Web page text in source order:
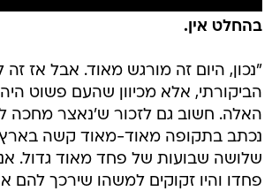
בהחלט אין.
"נכון, היום זה מורגש מאוד. אבל אז
הביקורתי, אלא מכיוון שהעם פשוט
האלה. חשוב גם לזכור ש'נאצר מחכה
נכתב בתקופה מאוד-מאוד קשה
שלושה שבועות של פחד מאוד גדול.
פחדו והיו זקוקים למשהו שירכך להם